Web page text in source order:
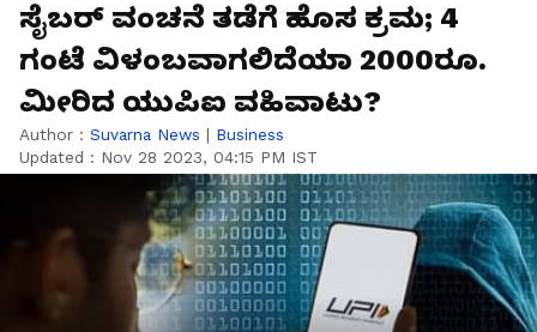
ಸೈಬರ್ ವಂಚನೆ ತಡೆಗೆ ಹೊಸ ಕ್ರಮ; 4
ಗಂಟೆ ವಿಳಂಬವಾಗಲಿದೆಯಾ 2000ರೂ.
ಮೀರಿದ ಯುಪಿಐ ವಹಿವಾಟು?
Author : Suvarna News | Business
Updated : Nov 28 2023, 04:15 PM IST